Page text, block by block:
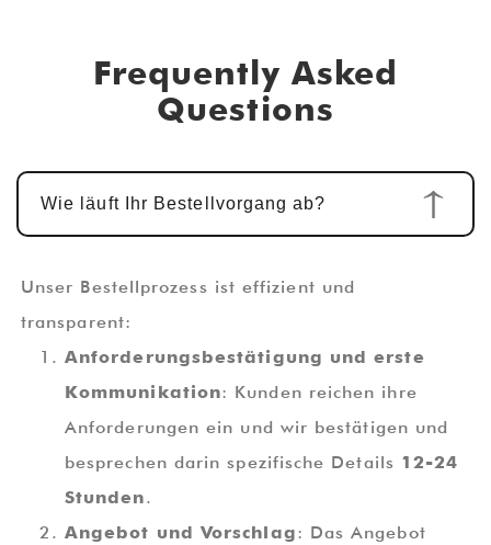
Frequently Asked
Questions
Wie läuft Ihr Bestellvorgang ab?
Unser Bestellprozess ist effizient und
transparent:
Anforderungsbestätigung und erste
Kommunikation: Kunden reichen ihre
Anforderungen ein und wir bestätigen und
besprechen darin spezifische Details 12-24
Stunden.
Angebot und Vorschlag: Das Angebot